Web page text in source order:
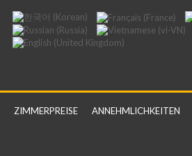
ZIMMERPREISE ANNEHMLICHKEITEN